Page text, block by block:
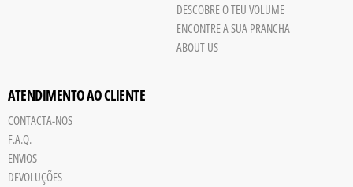
DESCOBRE O TEU VOLUME
ENCONTRE A SUA PRANCHA
ABOUT US
ATENDIMENTO AO CLIENTE
CONTACTA-NOS
F.A.Q.
ENVIOS
DEVOLUÇÕES